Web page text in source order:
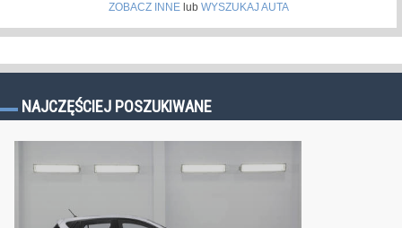
ZOBACZ INNElub WYSZUKAJ AUTA
NAJCZĘŚCIEJ POSZUKIWANE